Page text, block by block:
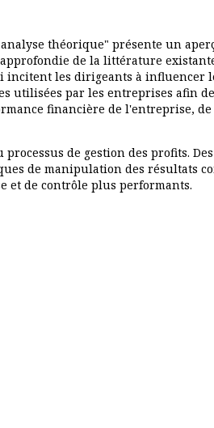
théorique" présente un
de la littérature
les dirigeants à influencer
utilisées par les entreprises afin
financière de l'entreprise,
de gestion des profits.
de manipulation des résultats
et de contrôle plus performants.